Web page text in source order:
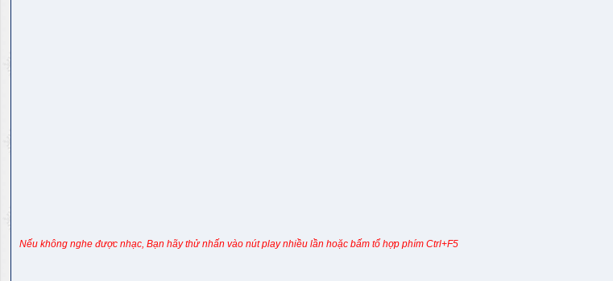
Nếu không nghe được nhạc, Bạn hãy thử nhấn vào nút play nhiều lần hoặc bấm tổ hợp phím Ctrl+F5